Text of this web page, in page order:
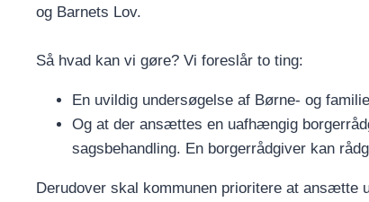
og Barnets Lov.
Så hvad kan vi gøre? Vi foreslår to ting:
En uvildig undersøgelse af Børne- og
Og at der ansættes en uafhængig
sagsbehandling. En borgerrådgiver kan
Derudover skal kommunen prioritere at ansætte